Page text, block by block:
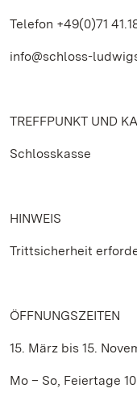
Telefon +49(0)71
info@schloss-
TREFFPUNKT UND
Schlosskasse
HINWEIS
Trittsicherheit
ÖFFNUNGSZEITEN
15. März bis 15.
Mo – So, Feiertage